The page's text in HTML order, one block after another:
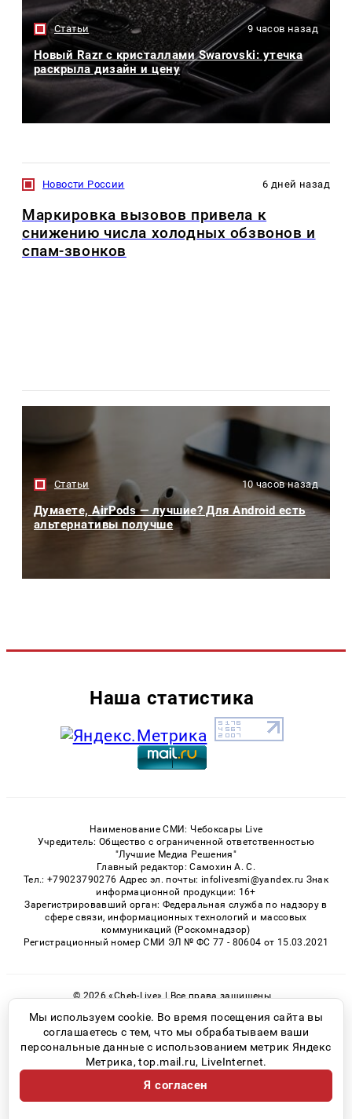
Статьи 9 часов назад
Новый Razr с кристаллами Swarovski: утечка
раскрыла дизайн и цену
Новости России 6 дней назад
Маркировка вызовов привела к
снижению числа холодных обзвонов и
спам-звонков
Статьи 10 часов назад
Думаете, AirPods — лучшие? Для Android есть
альтернативы получше
Наша статистика
Наименование СМИ: Чебоксары Live
Учредитель: Общество с ограниченной ответственностью
"Лучшие Медиа Решения"
Главный редактор: Самохин А. С.
Тел.: +79023790276 Адрес эл. почты: infolivesmi@yandex.ru Знак
информационной продукции: 16+
Зарегистрировавший орган: Федеральная служба по надзору в
сфере связи, информационных технологий и массовых
коммуникаций (Роскомнадзор)
Регистрационный номер СМИ ЭЛ № ФС 77 - 80604 от 15.03.2021
© 2026 «Cheb-Live» | Все права защищены
Возрастная категория сайта 16+
Политика конфиденциальности
Мы используем cookie. Во время посещения сайта вы
соглашаетесь с тем, что мы обрабатываем ваши
персональные данные с использованием метрик Яндекс
Метрика, top.mail.ru, LiveInternet.
Я согласен